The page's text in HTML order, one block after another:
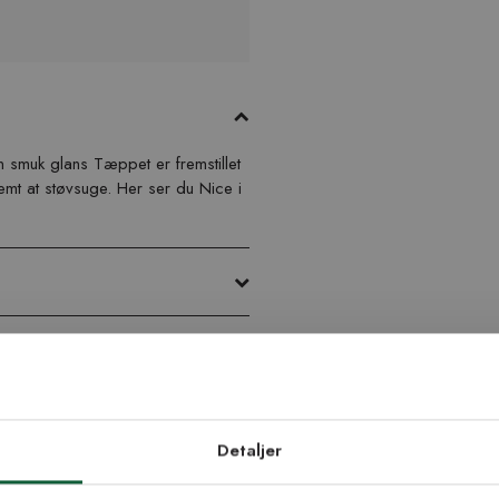
Detaljer
glans Tæppet er fremstillet
at støvsuge. Her ser du Nice i
med specialmål og
hvis du skal lægge det som
mål kan forekomme.
dig vores